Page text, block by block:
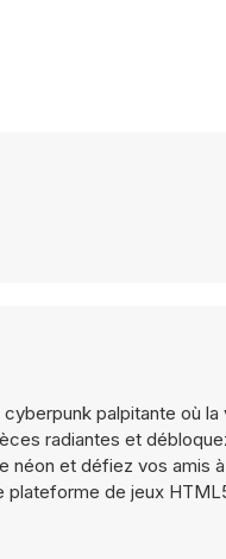
palpitante où
radiantes et
néon et défiez vos
plateforme de jeux